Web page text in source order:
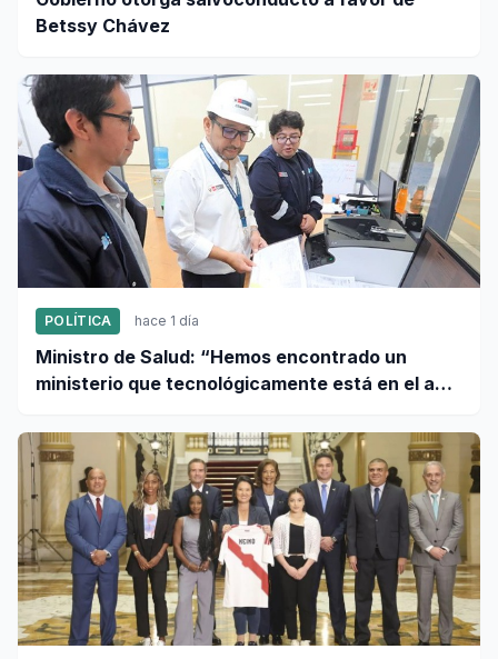
Betssy Chávez
POLÍTICA hace 1 día
Ministro de Salud: “Hemos encontrado un
ministerio que tecnológicamente está en el año